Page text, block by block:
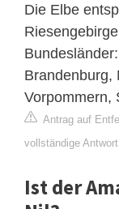
Die Elbe
Brandenburg,
Vorpommern,
Antrag auf
vollständige
Ist der